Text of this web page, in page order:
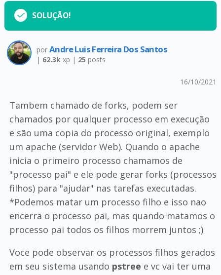
SOLUÇÃO!
por Andre Luis Ferreira Dos Santos
| 62.3kxp | 25 posts
16/10/2021
Tambem chamado de forks, podem ser
chamados por qualquer processo em execução
e são uma copia do processo original, exemplo
um apache (servidor Web). Quando o apache
inicia o primeiro processo chamamos de
"processo pai" e ele pode gerar forks (processos
filhos) para "ajudar" nas tarefas executadas.
*Podemos matar um processo filho e isso nao
encerra o processo pai, mas quando matamos o
processo pai todos os filhos morrem juntos ;)
Voce pode observar os processos filhos gerados
em seu sistema usando pstree e vc vai ter uma